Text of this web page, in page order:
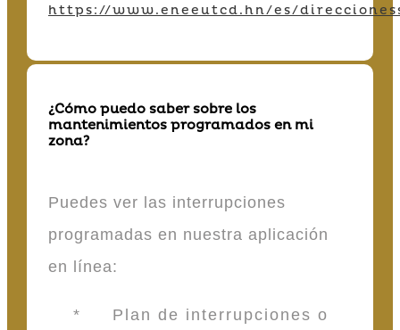
https://www.eneeutcd.hn/es/
¿Cómo puedo saber sobre los
mantenimientos programados en mi
zona?
Puedes ver las interrupciones
programadas en nuestra aplicación
en línea:
* Plan de interrupciones o